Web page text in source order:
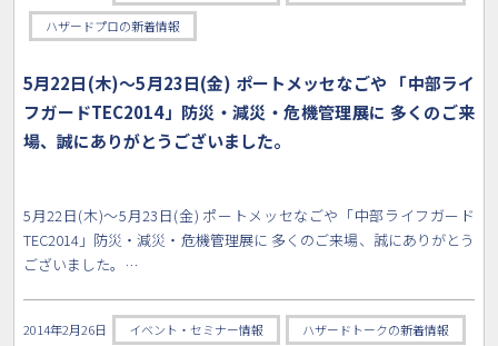
ハザードプロの新着情報
5月22日(木)～5月23日(金) ポートメッセなごや 「中部ライ
フガードTEC2014」防災・減災・危機管理展に 多くのご来
場、誠にありがとうございました。
5月22日(木)～5月23日(金) ポートメッセなごや「中部ライフガード
TEC2014」防災・減災・危機管理展に 多くのご来場、誠にありがとう
ございました。…
2014年2月26日 イベント・セミナー情報
ハザードトークの新着情報